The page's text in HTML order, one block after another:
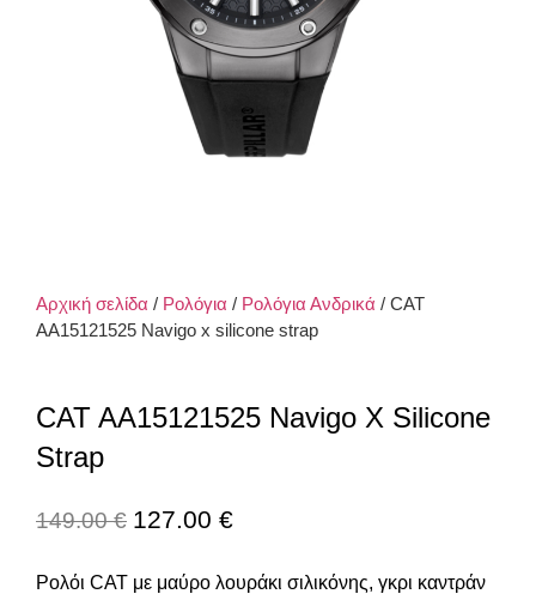
Αρχική σελίδα / Ρολόγια / Ρολόγια Ανδρικά / CAT
AA15121525 Navigo x silicone strap
CAT AA15121525 Navigo X Silicone
Strap
149.00€ 127.00 €
Ρολόι CAT με μαύρο λουράκι σιλικόνης, γκρι καντράν